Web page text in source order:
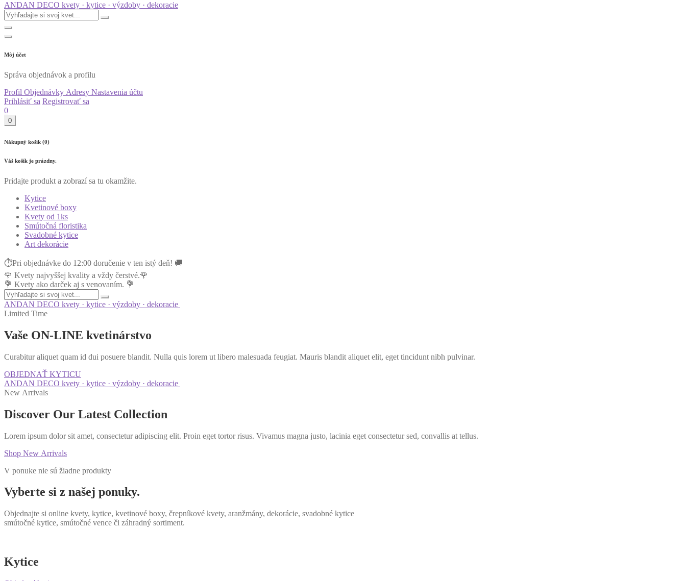
ANDAN DECO kvety · kytice · výzdoby · dekoracie
Môj účet
Správa objednávok a profilu
Profil Objednávky Adresy Nastavenia účtu
Prihlásiť sa Registrovať sa
0
0
Nákupný košík (0)
Váš košík je prázdny.
Pridajte produkt a zobrazí sa tu okamžite.
Kytice
Kvetinové boxy
Kvety od 1ks
Smútočná floristika
Svadobné kytice
Art dekorácie
⏱Pri objednávke do 12:00 doručenie v ten istý deň! 🚚
🌹 Kvety najvyššej kvality a vždy čerstvé.🌹
💐 Kvety ako darček aj s venovaním. 💐
ANDAN DECO kvety · kytice · výzdoby · dekoracie
Limited Time
Vaše ON-LINE kvetinárstvo
Curabitur aliquet quam id dui posuere blandit. Nulla quis lorem ut libero malesuada feugiat. Mauris blandit aliquet elit, eget tincidunt nibh pulvinar.
OBJEDNAŤ KYTICU
ANDAN DECO kvety · kytice · výzdoby · dekoracie
New Arrivals
Discover Our Latest Collection
Lorem ipsum dolor sit amet, consectetur adipiscing elit. Proin eget tortor risus. Vivamus magna justo, lacinia eget consectetur sed, convallis at tellus.
Shop New Arrivals
V ponuke nie sú žiadne produkty
Vyberte si z našej ponuky.
Objednajte si online kvety, kytice, kvetinové boxy, črepníkové kvety, aranžmány, dekorácie, svadobné kytice
smútočné kytice, smútočné vence či záhradný sortiment.
Kytice